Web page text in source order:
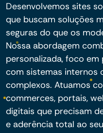
Desenvolvemos sites
que buscam soluções
seguras do que os
Nossa abordagem
personalizada, foco
com sistemas internos
complexos. Atuamos
commerces, portais,
digitais que precisam
e aderência total ao